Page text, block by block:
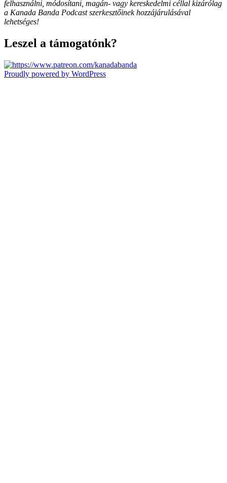
felhasználni, módosítani, magán- vagy kereskedelmi céllal kizárólag
a Kanada Banda Podcast szerkesztőinek hozzájárulásával
lehetséges!
Leszel a támogatónk?
Proudly powered by WordPress